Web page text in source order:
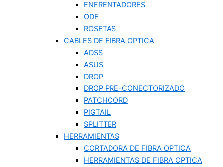
ENFRENTADORES
ODF
ROSETAS
CABLES DE FIBRA OPTICA
ADSS
ASUS
DROP
DROP PRE-CONECTORIZADO
PATCHCORD
PIGTAIL
SPLITTER
HERRAMIENTAS
CORTADORA DE FIBRA OPTICA
HERRAMIENTAS DE FIBRA OPTICA